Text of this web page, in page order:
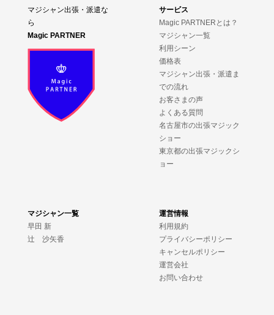
マジシャン出張・派遣な
ら
Magic PARTNER
サービス
Magic PARTNERとは？
マジシャン一覧
利用シーン
価格表
マジシャン出張・派遣ま
での流れ
お客さまの声
よくある質問
名古屋市の出張マジック
ショー
東京都の出張マジックシ
ョー
マジシャン一覧
早田 新
辻 沙矢香
運営情報
利用規約
プライバシーポリシー
キャンセルポリシー
運営会社
お問い合わせ